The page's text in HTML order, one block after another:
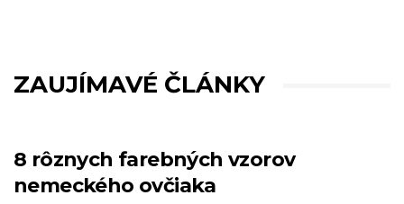
ZAUJÍMAVÉ ČLÁNKY
8 rôznych farebných vzorov
nemeckého ovčiaka